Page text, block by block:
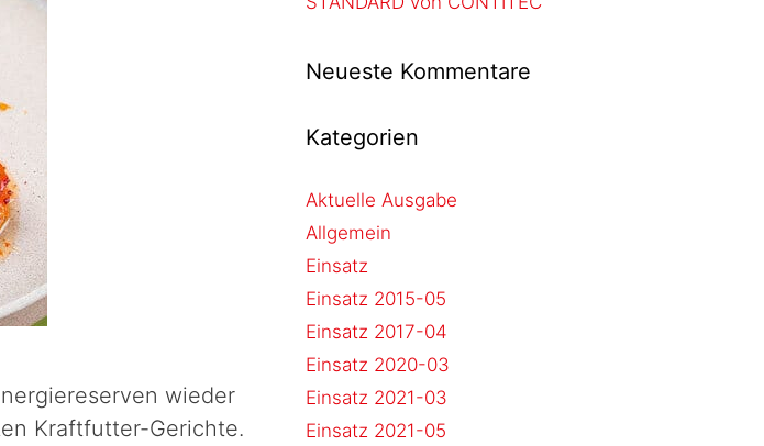
wieder
Kraftfutter-Gerichte.
Neueste Kommentare
Kategorien
Aktuelle Ausgabe
Allgemein
Einsatz
Einsatz 2015-05
Einsatz 2017-04
Einsatz 2020-03
Einsatz 2021-03
Einsatz 2021-05